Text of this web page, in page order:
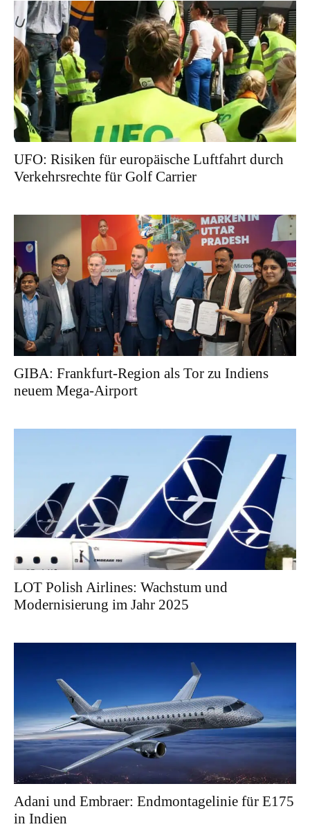
UFO: Risiken für europäische Luftfahrt durch
Verkehrsrechte für Golf Carrier
GIBA: Frankfurt-Region als Tor zu Indiens
neuem Mega-Airport
LOT Polish Airlines: Wachstum und
Modernisierung im Jahr 2025
Adani und Embraer: Endmontagelinie für E175
in Indien